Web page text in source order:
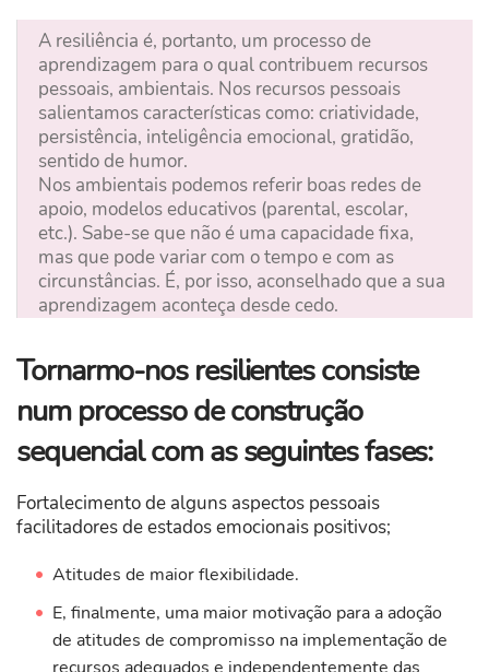
A resiliência é, portanto, um processo de
aprendizagem para o qual contribuem recursos
pessoais, ambientais. Nos recursos pessoais
salientamos características como: criatividade,
persistência, inteligência emocional, gratidão,
sentido de humor.
Nos ambientais podemos referir boas redes de
apoio, modelos educativos (parental, escolar,
etc.). Sabe-se que não é uma capacidade fixa,
mas que pode variar com o tempo e com as
circunstâncias. É, por isso, aconselhado que a sua
aprendizagem aconteça desde cedo.
Tornarmo-nos resilientes consiste
num processo de construção
sequencial com as seguintes fases:
Fortalecimento de alguns aspectos pessoais
facilitadores de estados emocionais positivos;
Atitudes de maior flexibilidade.
E, finalmente, uma maior motivação para a adoção
de atitudes de compromisso na implementação de